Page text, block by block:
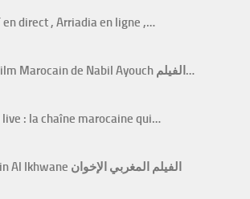
en direct , Arriadia en ligne ,…
Zin Li Fik Le film Marocain de Nabil Ayouch الفيلم…
: la chaîne marocaine qui…
Film marocain Al Ikhwane الفيلم المغربي الإخوان